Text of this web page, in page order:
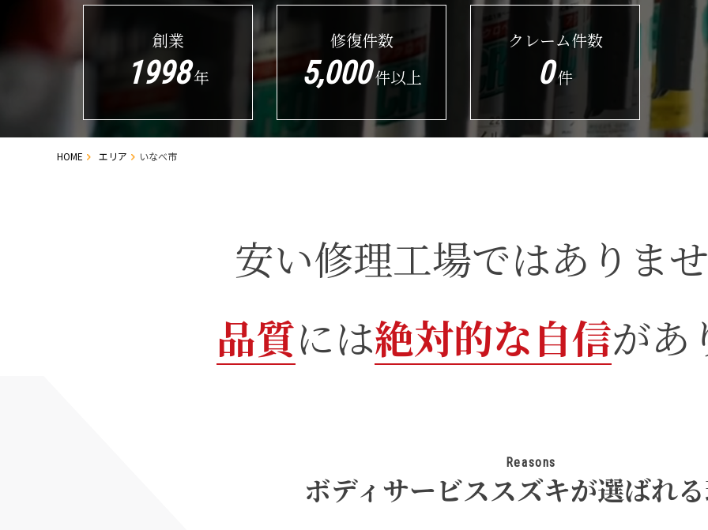
創業
1998年
修復件数
5,000 件以上
クレーム件数
0 件
HOME エリア いなべ市
安い修理工場ではありま
品質には絶対的な自信があ
Reasons
ボディサービススズキが選ばれ